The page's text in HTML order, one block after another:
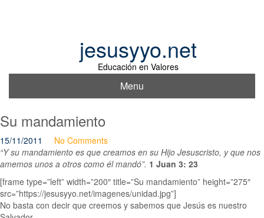
jesusyyo.net
Educación en Valores
Menu
Su mandamiento
15/11/2011
No Comments
“Y su mandamiento es que creamos en su Hijo Jesuscristo, y que nos
amemos unos a otros como él mandó”. 1 Juan 3: 23
[frame type=”left” width=”200″ title=”Su mandamiento” height=”275″
src=”https://jesusyyo.net/imagenes/unidad.jpg”]
No basta con decir que creemos y sabemos que Jesús es nuestro